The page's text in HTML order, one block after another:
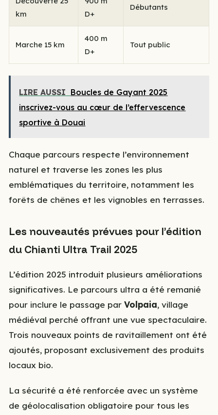
km
D+
Débutants
Marche 15 km
400 m
D+
Tout public
LIRE AUSSI Boucles de Gayant 2025
inscrivez-vous au cœur de l’effervescence
sportive à Douai
Chaque parcours respecte l’environnement
naturel et traverse les zones les plus
emblématiques du territoire, notamment les
forêts de chênes et les vignobles en terrasses.
Les nouveautés prévues pour l’édition
du Chianti Ultra Trail 2025
L’édition 2025 introduit plusieurs améliorations
significatives. Le parcours ultra a été remanié
pour inclure le passage par Volpaia, village
médiéval perché offrant une vue spectaculaire.
Trois nouveaux points de ravitaillement ont été
ajoutés, proposant exclusivement des produits
locaux bio.
La sécurité a été renforcée avec un système
de géolocalisation obligatoire pour tous les